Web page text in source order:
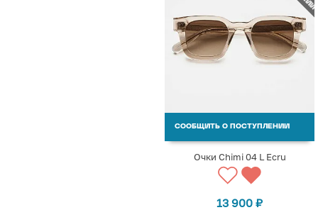
СООБЩИТЬ О ПОСТУПЛЕНИИ
Очки Chimi 04 L Ecru
13 900 ₽